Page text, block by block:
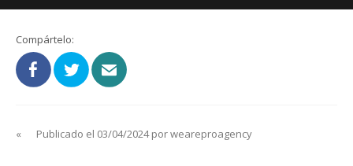
Compártelo:
« Publicado el 03/04/2024 por weareproagency